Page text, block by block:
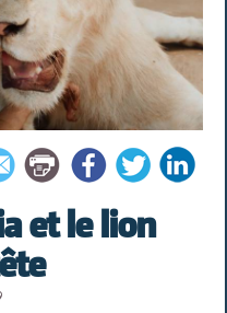
et le lion